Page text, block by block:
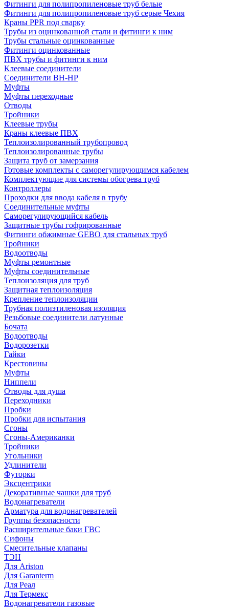
Фитинги для полипропиленовые труб белые
Фитинги для полипропиленовые труб серые Чехия
Краны PPR под сварку
Трубы из оцинкованной стали и фитинги к ним
Трубы стальные оцинкованные
Фитинги оцинкованные
ПВХ трубы и фитинги к ним
Клеевые соединители
Соединители ВН-НР
Муфты
Муфты переходные
Отводы
Тройники
Клеевые трубы
Краны клеевые ПВХ
Теплоизолированный трубопровод
Теплоизолированные трубы
Защита труб от замерзания
Готовые комплекты с саморегулирующимся кабелем
Комплектующие для системы обогрева труб
Контроллеры
Проходки для ввода кабеля в трубу
Соединительные муфты
Саморегулирующийся кабель
Защитные трубы гофрированные
Фитинги обжимные GEBO для стальных труб
Тройники
Водоотводы
Муфты ремонтные
Муфты соединительные
Теплоизоляция для труб
Защитная теплоизоляция
Крепление теплоизоляции
Трубная полиэтиленовая изоляция
Резьбовые соединители латунные
Бочата
Водоотводы
Водорозетки
Гайки
Крестовины
Муфты
Ниппели
Отводы для душа
Переходники
Пробки
Пробки для испытания
Сгоны
Сгоны-Американки
Тройники
Угольники
Удлинители
Футорки
Эксцентрики
Декоративные чашки для труб
Водонагреватели
Арматура для водонагревателей
Группы безопасности
Расширительные баки ГВС
Сифоны
Смесительные клапаны
ТЭН
Для Ariston
Для Garanterm
Для Реал
Для Термекс
Водонагреватели газовые